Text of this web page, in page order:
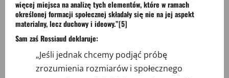
więcej miejsca na analizę tych elementów, które w ramach
określonej formacji społecznej składały się nie na jej aspekt
materialny, lecz duchowy i ideowy.”[5]
Sam zaś Rossiaud deklaruje:
„Jeśli jednak chcemy podjąć próbę
zrozumienia rozmiarów i społecznego